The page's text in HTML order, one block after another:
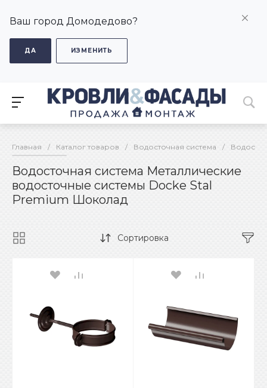
Ваш город Домодедово?
ДА ИЗМЕНИТЬ
Главная / Каталог товаров / Водосточная система /
Водосточная система Металлические
водосточные системы Docke Stal
Premium Шоколад
Сортировка